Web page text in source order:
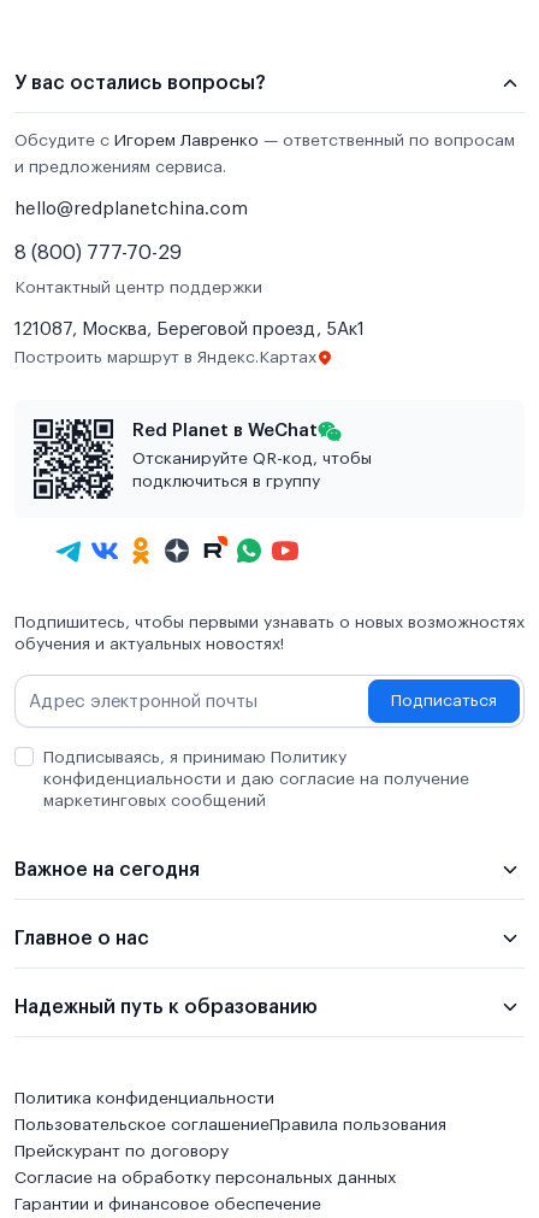
У вас остались вопросы?
Обсудите с Игорем Лавренко — ответственный по вопросам
и предложениям сервиса.
hello@redplanetchina.com
8 (800) 777-70-29
Контактный центр поддержки
121087, Москва, Береговой проезд, 5Ак1
Построить маршрут в Яндекс.Картах
Red Planet в WeChat
Отсканируйте QR-код, чтобы
подключиться в группу
Подпишитесь, чтобы первыми узнавать о новых возможностях
обучения и актуальных новостях!
Подписаться
Подписываясь, я принимаю Политику
конфиденциальности и даю согласие на получение
маркетинговых сообщений
Важное на сегодня
Главное о нас
Надежный путь к образованию
Политика конфиденциальности
Пользовательское соглашениеПравила пользования
Прейскурант по договору
Согласие на обработку персональных данных
Гарантии и финансовое обеспечение